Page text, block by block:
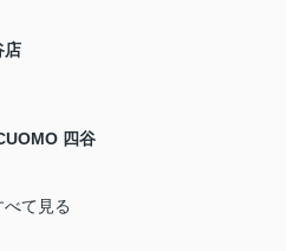
店
四谷
べて見る